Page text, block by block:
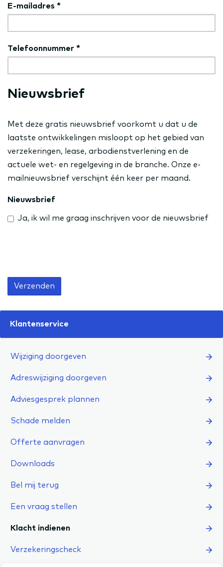
E-mailadres *
Telefoonnummer *
Nieuwsbrief
Met deze gratis nieuwsbrief voorkomt u dat u de
laatste ontwikkelingen misloopt op het gebied van
verzekeringen, lease, arbodienstverlening en de
actuele wet- en regelgeving in de branche. Onze e-
mailnieuwsbrief verschijnt één keer per maand.
Nieuwsbrief
Ja, ik wil me graag inschrijven voor de nieuwsbrief
Verzenden
Klantenservice
Wijziging doorgeven
Adreswijziging doorgeven
Adviesgesprek plannen
Schade melden
Offerte aanvragen
Downloads
Bel mij terug
Een vraag stellen
Klacht indienen
Verzekeringscheck